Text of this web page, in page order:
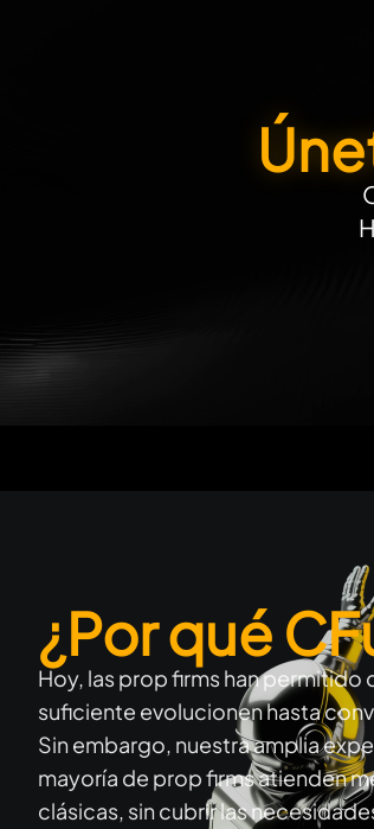
¿Por qué
Hoy, las prop firms han permitido
suficiente evolucionen hasta
Sin embargo, nuestra amplia
mayoría de prop firms atienden
clásicas, sin cubrir las